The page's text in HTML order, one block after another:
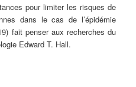
pour limiter les risques de
dans le cas de l’épidémie
fait penser aux recherches du
Edward T. Hall.